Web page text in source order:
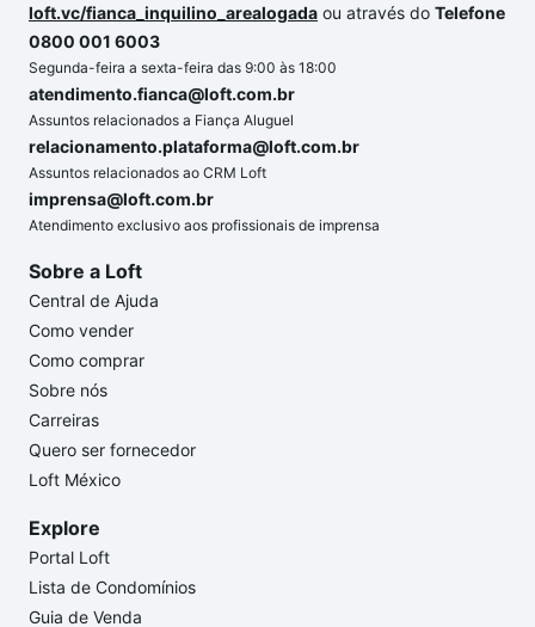
loft.vc/fianca_inquilino_arealogada ou através do Telefone
0800 001 6003
Segunda-feira a sexta-feira das 9:00 às 18:00
atendimento.fianca@loft.com.br
Assuntos relacionados a Fiança Aluguel
relacionamento.plataforma@loft.com.br
Assuntos relacionados ao CRM Loft
imprensa@loft.com.br
Atendimento exclusivo aos profissionais de imprensa
Sobre a Loft
Central de Ajuda
Como vender
Como comprar
Sobre nós
Carreiras
Quero ser fornecedor
Loft México
Explore
Portal Loft
Lista de Condomínios
Guia de Venda